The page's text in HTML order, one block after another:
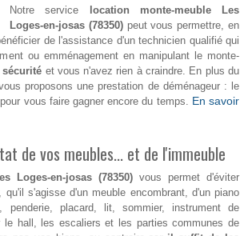
Notre service
location monte-meuble Les
Loges-en-josas (78350)peut vous permettre, en
de l'assistance d'un technicien qualifié qui
ou emménagement en manipulant le monte-
sécurité et vous n'avez rien à craindre. En plus du
proposons une prestation de déménageur : le
vous faire gagner encore du temps. En savoir
de vos meubles... et de l'immeuble
Loges-en-josas (78350) vous permet d'éviter
s'agisse d'un meuble encombrant, d'un piano
penderie, placard, lit, sommier, instrument de
hall, les escaliers et les parties communes de